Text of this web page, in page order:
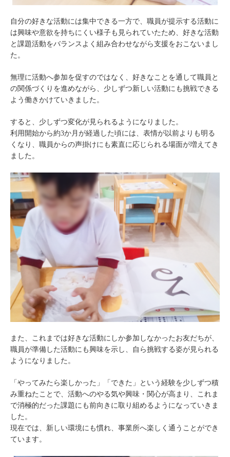
自分の好きな活動には集中できる一方で、職員が提示する活動に
は興味や意欲を持ちにくい様子も見られていたため、好きな活動
と課題活動をバランスよく組み合わせながら支援をおこないまし
た。
無理に活動へ参加を促すのではなく、好きなことを通して職員と
の関係づくりを進めながら、少しずつ新しい活動にも挑戦できる
よう働きかけていきました。
すると、少しずつ変化が見られるようになりました。
利用開始から約3か月が経過した頃には、表情が以前よりも明る
くなり、職員からの声掛けにも素直に応じられる場面が増えてき
ました。
また、これまでは好きな活動にしか参加しなかったお友だちが、
職員が準備した活動にも興味を示し、自ら挑戦する姿が見られる
ようになりました。
「やってみたら楽しかった」「できた」という経験を少しずつ積
み重ねたことで、活動へのやる気や興味・関心が高まり、これま
で消極的だった課題にも前向きに取り組めるようになっていきま
した。
現在では、新しい環境にも慣れ、事業所へ楽しく通うことができ
ています。